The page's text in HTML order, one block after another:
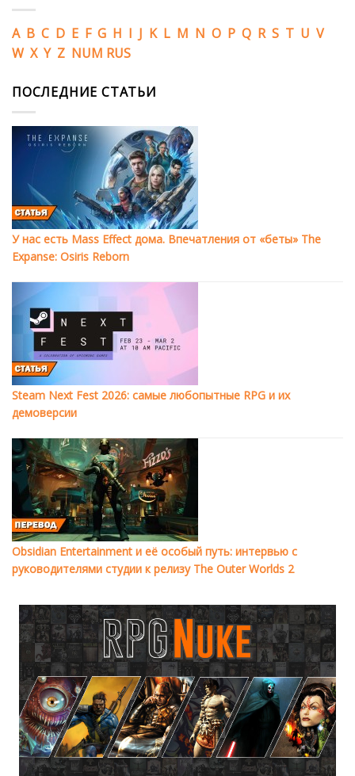
A B C D E F G H I J K L M N O P Q R S T U V
W X Y Z NUM RUS
ПОСЛЕДНИЕ СТАТЬИ
У нас есть Mass Effect дома. Впечатления от «беты» The
Expanse: Osiris Reborn
Steam Next Fest 2026: самые любопытные RPG и их
демоверсии
Obsidian Entertainment и её особый путь: интервью с
руководителями студии к релизу The Outer Worlds 2